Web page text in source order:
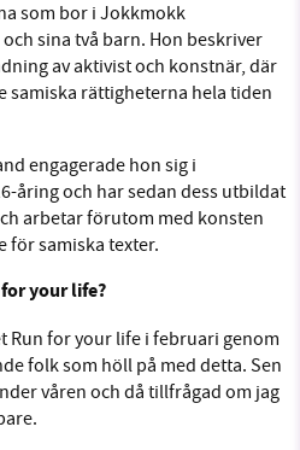
LinkedIn
som bor i Jokkmokk
sina två barn. Hon beskriver
av aktivist och konstnär, där
samiska rättigheterna hela tiden
engagerade hon sig i
åring och har sedan dess utbildat
arbetar förutom med konsten
för samiska texter.
your life?
Run for your life i februari genom
folk som höll på med detta. Sen
våren och då tillfrågad om jag
ideella redaktion drivit
framåt genom
granskningar. Nu vill vi
– och vi hoppas att du
att swisha en slant till